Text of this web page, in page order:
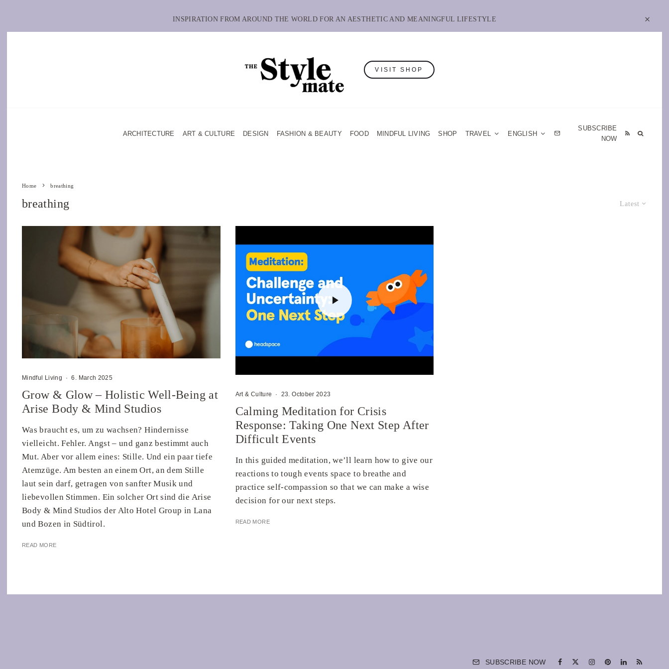
INSPIRATION FROM AROUND THE WORLD FOR AN AESTHETIC AND MEANINGFUL LIFESTYLE
VISIT SHOP
ARCHITECTURE ART & CULTURE DESIGN FASHION & BEAUTY FOOD MINDFUL LIVING SHOP TRAVEL ENGLISH
SUBSCRIBE
NOW
Home breathing
Latest
breathing
Mindful Living · 6. March 2025
Grow & Glow – Holistic Well-Being at
Arise Body & Mind Studios
Was braucht es, um zu wachsen? Hindernisse
vielleicht. Fehler. Angst – und ganz bestimmt auch
Mut. Aber vor allem eines: Stille. Und ein paar tiefe
Atemzüge. Am besten an einem Ort, an dem Stille
laut sein darf, getragen von sanfter Musik und
liebevollen Stimmen. Ein solcher Ort sind die Arise
Body & Mind Studios der Alto Hotel Group in Lana
und Bozen in Südtirol.
READ MORE
Art & Culture · 23. October 2023
Calming Meditation for Crisis
Response: Taking One Next Step After
Difficult Events
In this guided meditation, we’ll learn how to give our
reactions to tough events space to breathe and
practice self-compassion so that we can make a wise
decision for our next steps.
READ MORE
SUBSCRIBE NOW